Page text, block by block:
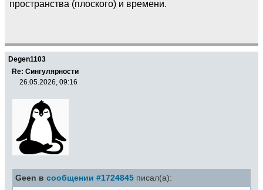
пространства (плоского) и времени.
Degen1103
Re: Сингулярности
26.05.2026, 09:16
Geen в сообщении #1724845 писал(а):